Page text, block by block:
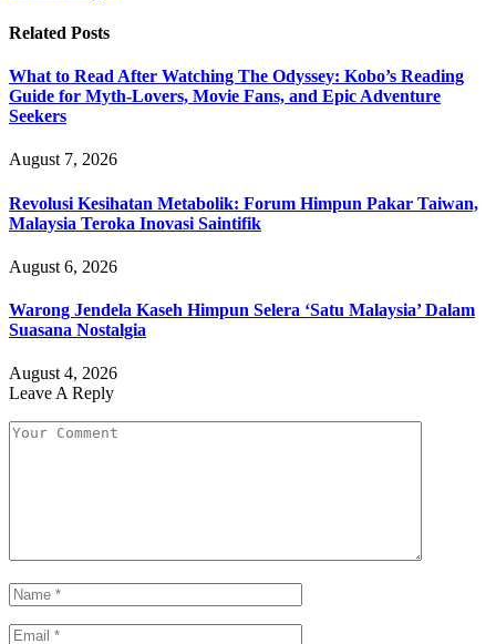
Related Posts
What to Read After Watching The Odyssey: Kobo’s Reading
Guide for Myth-Lovers, Movie Fans, and Epic Adventure
Seekers
August 7, 2026
Revolusi Kesihatan Metabolik: Forum Himpun Pakar Taiwan,
Malaysia Teroka Inovasi Saintifik
August 6, 2026
Warong Jendela Kaseh Himpun Selera ‘Satu Malaysia’ Dalam
Suasana Nostalgia
August 4, 2026
Leave A Reply